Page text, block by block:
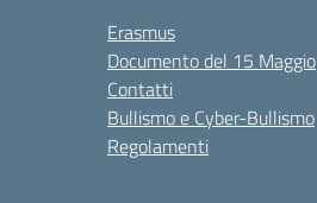
Erasmus
Documento del 15 Maggio
Contatti
Bullismo e Cyber-Bullismo
Regolamenti